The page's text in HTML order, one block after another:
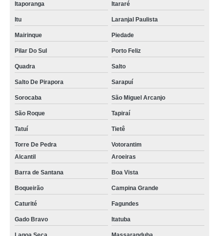
Itaporanga Itararé
Itu Laranjal Paulista
Mairinque Piedade
Pilar Do Sul Porto Feliz
Quadra Salto
Salto De Pirapora Sarapuí
Sorocaba São Miguel Arcanjo
São Roque Tapiraí
Tatuí Tietê
Torre De Pedra
Votorantim
Alcantil
Aroeiras
Barra de Santana Boa Vista
Boqueirão Campina Grande
Caturité Fagundes
Gado Bravo Itatuba